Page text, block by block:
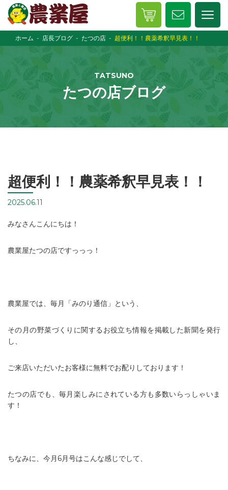
ホーム 店長ブログ たつの店 超便利！！農薬希釈早見表！！
TATSUNO
たつの店ブログ
超便利！！農薬希釈早見表！！
2025.06.11
みなさんこんにちは！
農業屋たつの店ですっっっ！
農業屋では、毎月「みのり通信」という、
その月の野菜づくりに関するお役立ち情報を掲載した新聞を発行
し、
ご来店いただいたお客様に無料でお配りしております！
たつの店でも、毎月楽しみにされている方も多数いらっしゃいま
す！
ちなみに、今月6月号はこんな感じでして、